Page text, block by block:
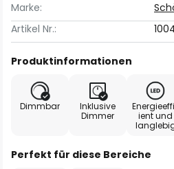
Marke:
Artikel Nr.:
Produktinformationen
Dimmbar
Inklusive
Dimmer
ient und
Perfekt für diese Bereiche